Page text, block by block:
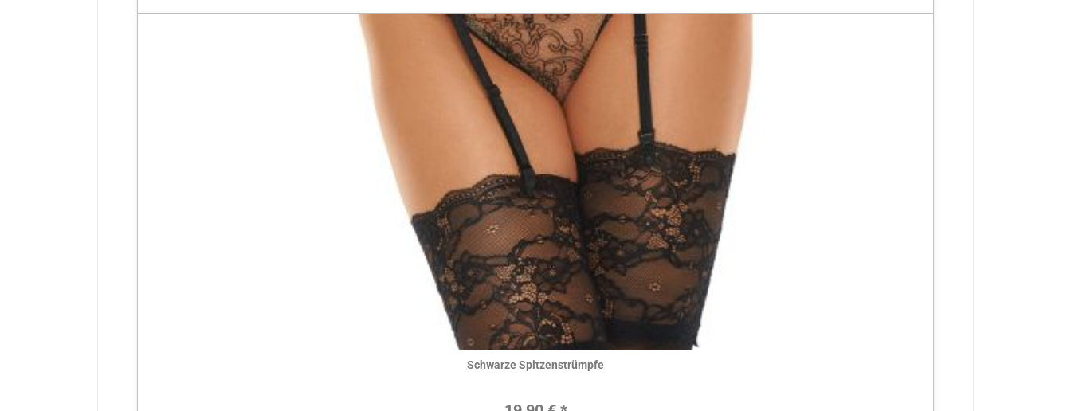
Hier ansehen
Schwarze Spitzenstrümpfe
Regulärer Preis: